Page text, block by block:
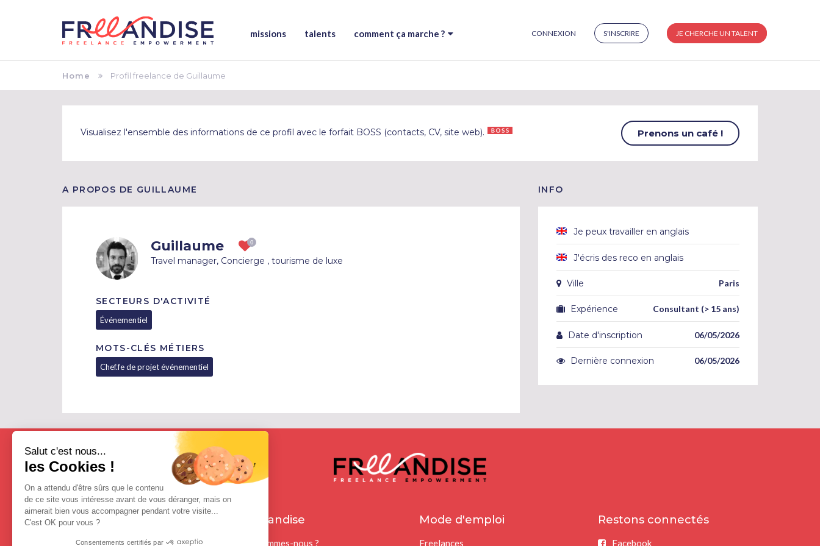
Salut c'est nous...
les Cookies !
On a attendu d'être sûrs que le contenu
de ce site vous intéresse avant de vous déranger, mais on
aimerait bien vous accompagner pendant votre visite...
C'est OK pour vous ?
Consentements certifiés par
missions talents comment ça marche ? CONNEXION S'INSCRIRE JE CHERCHE UN TALENT
Home Profil freelance de Guillaume
Visualisez l'ensemble des informations de ce profil avec le forfait BOSS (contacts, CV, site web). Prenons un café !
A PROPOS DE GUILLAUME
Guillaume
Travel manager, Concierge , tourisme de luxe
SECTEURS D'ACTIVITÉ
Événementiel
MOTS-CLÉS MÉTIERS
Chef.fe de projet événementiel
INFO
Je peux travailler en anglais
J'écris des reco en anglais
Ville Paris
Expérience Consultant (> 15 ans)
Date d'inscription 06/05/2026
Dernière connexion 06/05/2026
Contact
Contactez-nous
Freeandise
Qui sommes-nous ?
Mode d'emploi
Freelances
Restons connectés
Facebook